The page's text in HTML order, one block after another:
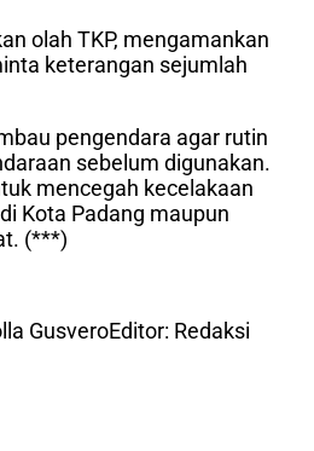
olah TKP, mengamankan
keterangan sejumlah
pengendara agar rutin
sebelum digunakan.
mencegah kecelakaan
Kota Padang maupun
(***)
GusveroEditor: Redaksi